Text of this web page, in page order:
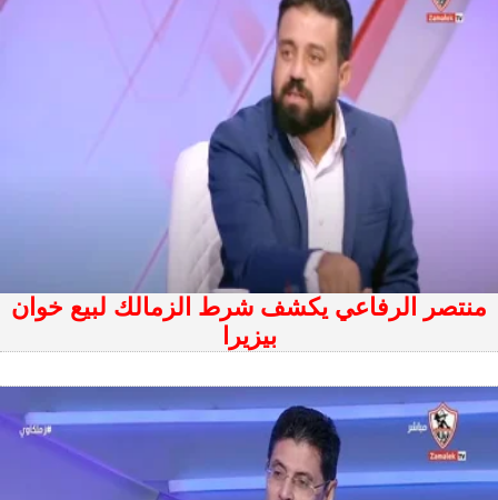
منتصر الرفاعي يكشف شرط الزمالك لبيع خوان
بيزيرا